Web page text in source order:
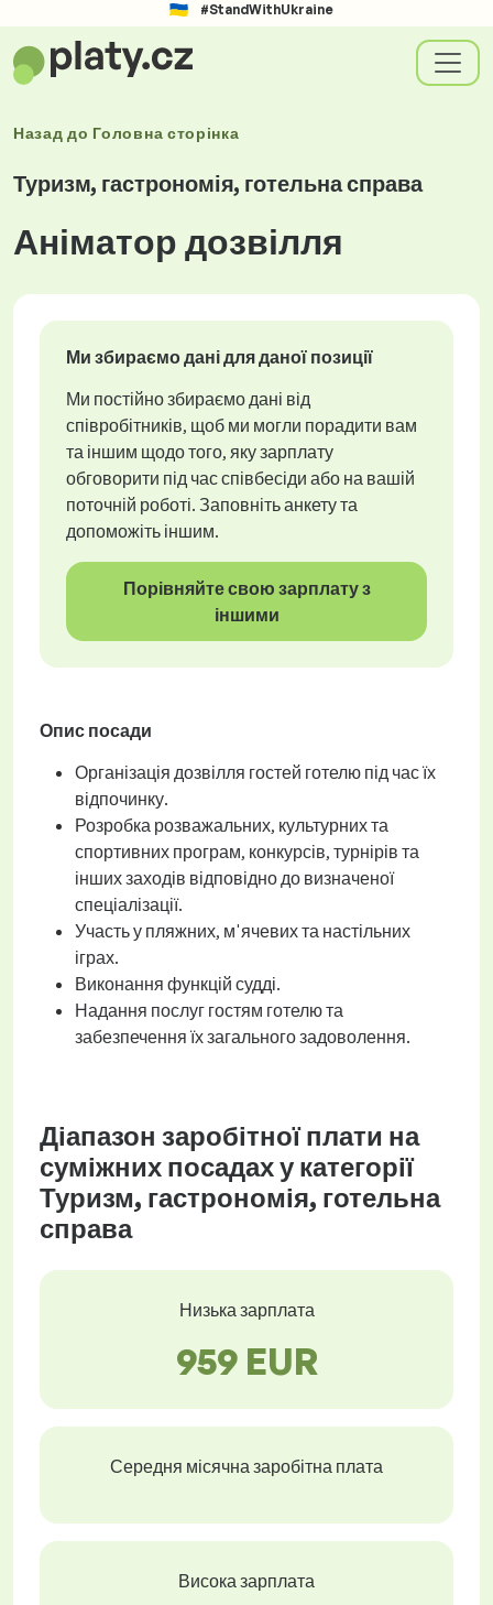
#StandWithUkraine
Назад до Головна сторінка
Туризм, гастрономія, готельна справа
Аніматор дозвілля
Ми збираємо дані для даної позиції
Ми постійно збираємо дані від
співробітників, щоб ми могли порадити вам
та іншим щодо того, яку зарплату
обговорити під час співбесіди або на вашій
поточній роботі. Заповніть анкету та
допоможіть іншим.
Порівняйте свою зарплату з
іншими
Опис посади
Організація дозвілля гостей готелю під час їх
відпочинку.
Розробка розважальних, культурних та
спортивних програм, конкурсів, турнірів та
інших заходів відповідно до визначеної
спеціалізації.
Участь у пляжних, м'ячевих та настільних
іграх.
Виконання функцій судді.
Надання послуг гостям готелю та
забезпечення їх загального задоволення.
Діапазон заробітної плати на
суміжних посадах у категорії
Туризм, гастрономія, готельна
справа
Низька зарплата
959 EUR
Середня місячна заробітна плата
Висока зарплата